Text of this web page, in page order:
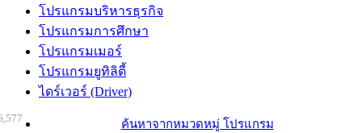
โปรแกรมบริหารธุรกิจ
โปรแกรมการศึกษา
โปรแกรมเมอร์
โปรแกรมยูทิลิตี้
ไดร์เวอร์ (Driver)
ค้นหาจากหมวดหมู่ โปรแกรม